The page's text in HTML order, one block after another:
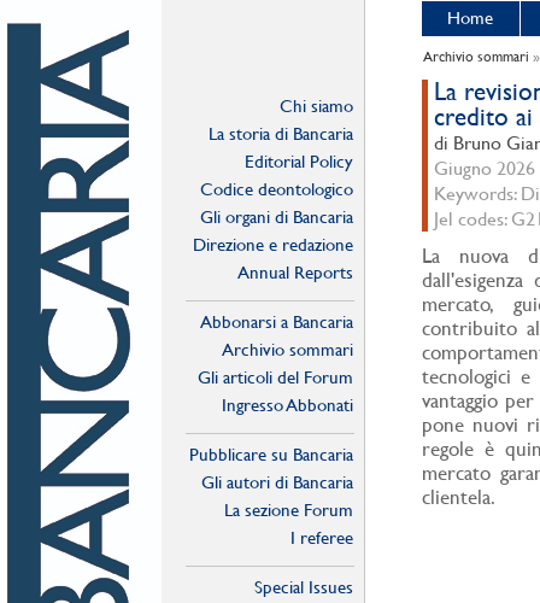
Chi siamo
La storia di Bancaria
Editorial Policy
Codice deontologico
Gli organi di Bancaria
Direzione e redazione
Annual Reports
Abbonarsi a Bancaria
Archivio sommari
Gli articoli del Forum
Ingresso Abbonati
Pubblicare su Bancaria
Gli autori di Bancaria
La sezione Forum
I referee
Special Issues
Home
Archivio sommari
La
credito ai
di Bruno
Giugno 2026
Keywords:
Jel codes:
La nuova
mercato,
contribuito
tecnologici
vantaggio
pone nuovi
regole è
mercato
clientela.